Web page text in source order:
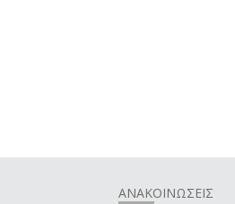
ΑΝΑΚΟΙΝΩΣΕΙΣ